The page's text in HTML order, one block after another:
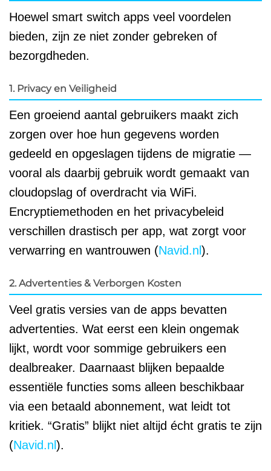
Hoewel smart switch apps veel voordelen
bieden, zijn ze niet zonder gebreken of
bezorgdheden.
1. Privacy en Veiligheid
Een groeiend aantal gebruikers maakt zich
zorgen over hoe hun gegevens worden
gedeeld en opgeslagen tijdens de migratie —
vooral als daarbij gebruik wordt gemaakt van
cloudopslag of overdracht via WiFi.
Encryptiemethoden en het privacybeleid
verschillen drastisch per app, wat zorgt voor
verwarring en wantrouwen (Navid.nl ).
2. Advertenties & Verborgen Kosten
Veel gratis versies van de apps bevatten
advertenties. Wat eerst een klein ongemak
lijkt, wordt voor sommige gebruikers een
dealbreaker. Daarnaast blijken bepaalde
essentiële functies soms alleen beschikbaar
via een betaald abonnement, wat leidt tot
kritiek. “Gratis” blijkt niet altijd écht gratis te zijn
(Navid.nl ).